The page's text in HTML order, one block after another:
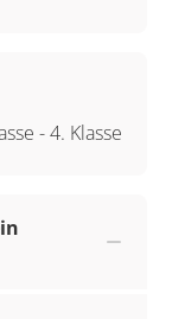
-4. Klasse